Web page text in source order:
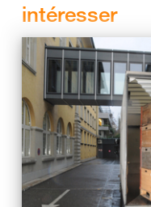
intéresser